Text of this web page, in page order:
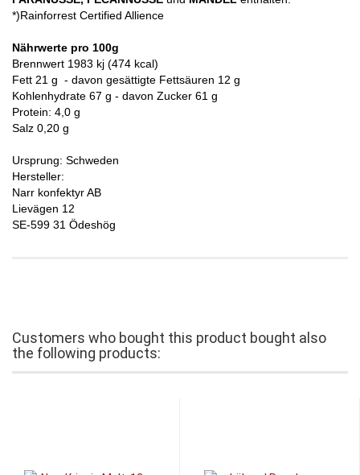
*)Rainforrest Certified Allience
Nährwerte pro 100g
Brennwert 1983 kj (474 kcal)
Fett 21 g - davon gesättigte Fettsäuren 12 g
Kohlenhydrate 67 g - davon Zucker 61 g
Protein: 4,0 g
Salz 0,20 g
Ursprung: Schweden
Hersteller:
Narr konfektyr AB
Lievägen 12
SE-599 31 Ödeshög
Customers who bought this product bought also
the following products: